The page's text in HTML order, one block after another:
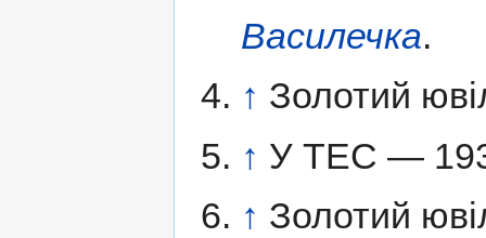
Василечка.
↑ Золотий
↑ У ТЕС —
↑ Золотий